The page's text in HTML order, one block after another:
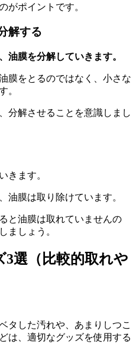
がポイントです。
解する
油膜を分解していきます。
膜をとるのではなく、小さな
。
分解させることを意識しまし
きます。
油膜は取り除けています。
と油膜は取れていませんの
ましょう。
選（比較的取れや
タした汚れや、あまりしつこ
は、適切なグッズを使用する